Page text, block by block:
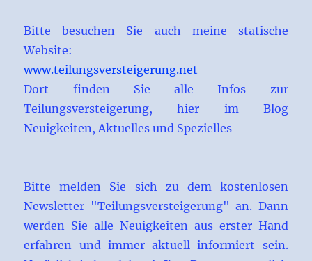
Bitte besuchen Sie auch meine statische
Website:
www.teilungsversteigerung.net
Dort finden Sie alle Infos zur
Teilungsversteigerung, hier im Blog
Neuigkeiten, Aktuelles und Spezielles
Bitte melden Sie sich zu dem kostenlosen
Newsletter "Teilungsversteigerung" an. Dann
werden Sie alle Neuigkeiten aus erster Hand
erfahren und immer aktuell informiert sein.